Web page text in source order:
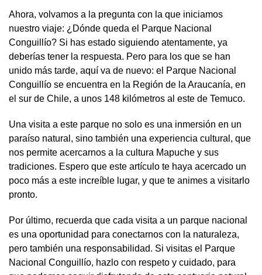
Ahora, volvamos a la pregunta con la que iniciamos
nuestro viaje: ¿Dónde queda el Parque Nacional
Conguillío? Si has estado siguiendo atentamente, ya
deberías tener la respuesta. Pero para los que se han
unido más tarde, aquí va de nuevo: el Parque Nacional
Conguillío se encuentra en la Región de la Araucanía, en
el sur de Chile, a unos 148 kilómetros al este de Temuco.
Una visita a este parque no solo es una inmersión en un
paraíso natural, sino también una experiencia cultural, que
nos permite acercarnos a la cultura Mapuche y sus
tradiciones. Espero que este artículo te haya acercado un
poco más a este increíble lugar, y que te animes a visitarlo
pronto.
Por último, recuerda que cada visita a un parque nacional
es una oportunidad para conectarnos con la naturaleza,
pero también una responsabilidad. Si visitas el Parque
Nacional Conguillío, hazlo con respeto y cuidado, para